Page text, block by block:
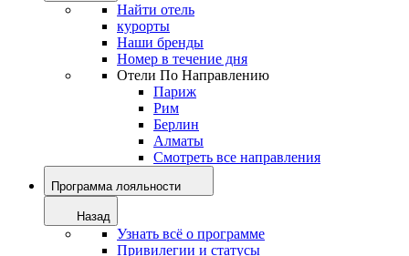
Найти отель
курорты
Наши бренды
Номер в течение дня
Отели По Направлению
Париж
Рим
Берлин
Алматы
Смотреть все направления
Программа лояльности
Назад
Узнать всё о программе
Привилегии и статусы